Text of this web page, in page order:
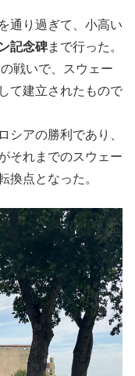
通り過ぎて、小高い
記念碑まで行った。
戦いで、スウェー
て建立されたもので
シアの勝利であり、
それまでのスウェー
換点となった。